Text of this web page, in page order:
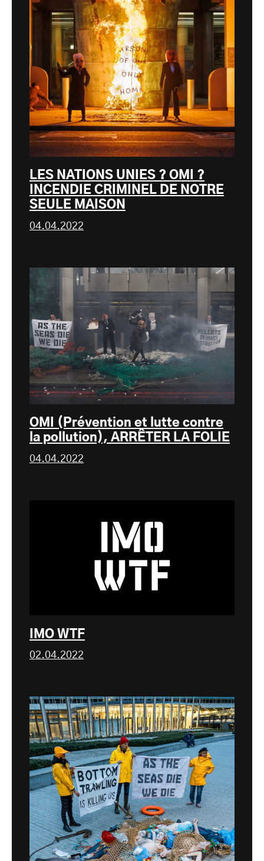
LES NATIONS UNIES ? OMI ?
INCENDIE CRIMINEL DE NOTRE
SEULE MAISON
04.04.2022
OMI (Prévention et lutte contre
la pollution), ARRÊTER LA FOLIE
04.04.2022
IMO WTF
02.04.2022